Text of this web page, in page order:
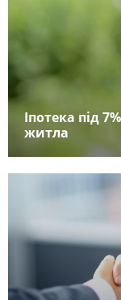
Іпотека під
житла